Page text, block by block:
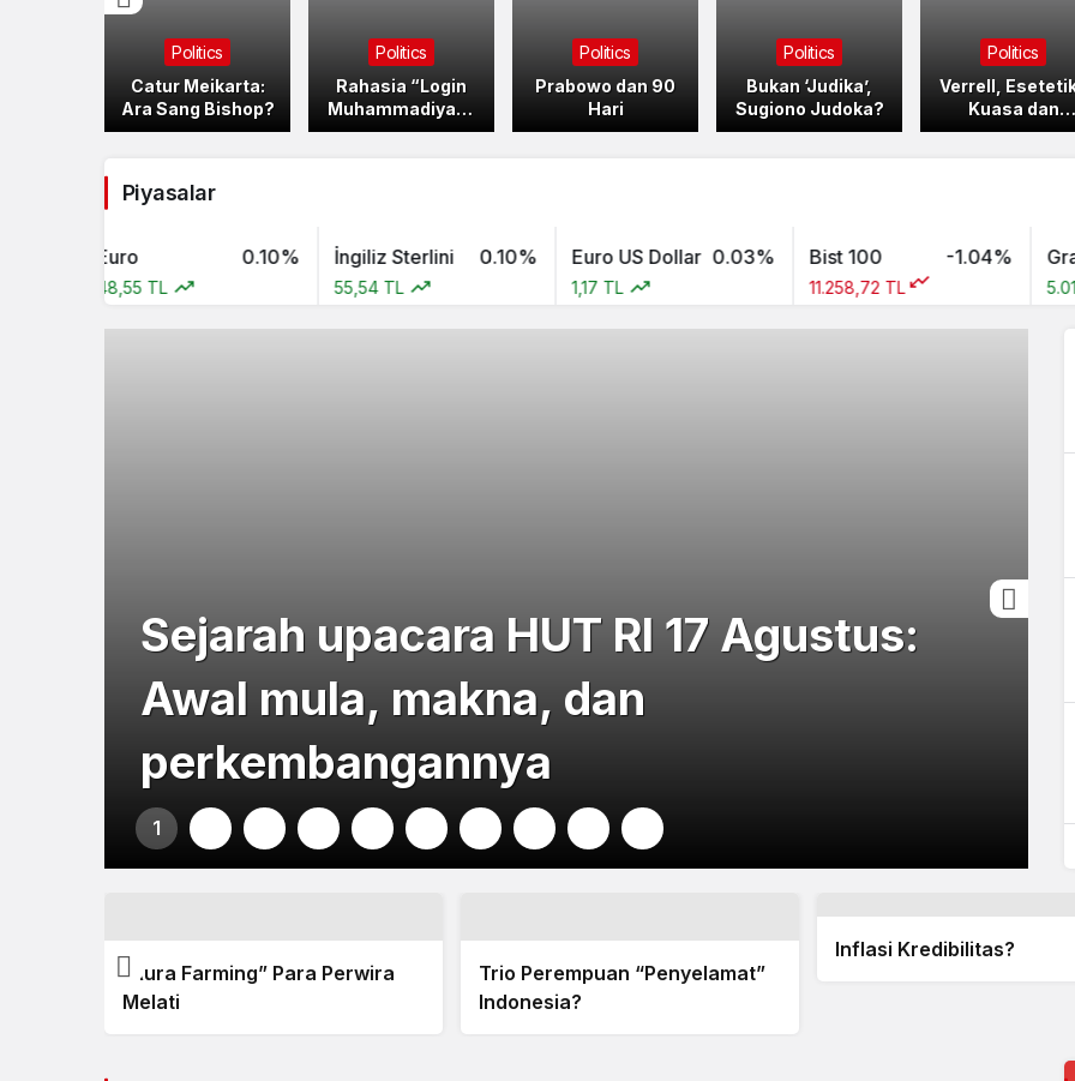
Politics
Catur Meikarta:
Ara Sang Bishop?
Politics
Rahasia “Login
Muhammadiyah”
Berjamaah
Politics
Prabowo dan 90
Hari
Politics
Bukan ‘Judika’,
Sugiono Judoka?
Politics
Verrell,
Kuasa dan
Piyasalar
0.10%
48,55 TL
İngiliz Sterlini 0.10%
55,54 TL
Euro US Dollar 0.03%
1,17 TL
Bist 100 -1.04%
11.258,72 TL
Gram
Sejarah upacara HUT RI 17 Agustus:
Awal mula, makna, dan
perkembangannya
1
“Aura Farming” Para Perwira
Melati
Trio Perempuan “Penyelamat”
Indonesia?
Inflasi Kredibilitas?